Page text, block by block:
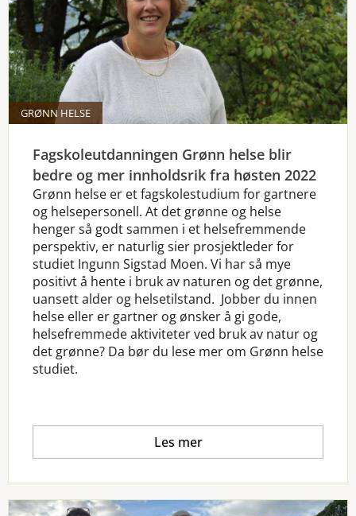
GRØNN HELSE
Fagskoleutdanningen Grønn helse blir
bedre og mer innholdsrik fra høsten 2022
Grønn helse er et fagskolestudium for gartnere
og helsepersonell. At det grønne og helse
henger så godt sammen i et helsefremmende
perspektiv, er naturlig sier prosjektleder for
studiet Ingunn Sigstad Moen. Vi har så mye
positivt å hente i bruk av naturen og det grønne,
uansett alder og helsetilstand. Jobber du innen
helse eller er gartner og ønsker å gi gode,
helsefremmede aktiviteter ved bruk av natur og
det grønne? Da bør du lese mer om Grønn helse
studiet.
Les mer